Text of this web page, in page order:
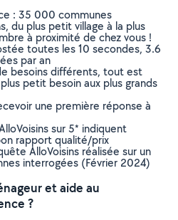
: 35 000 communes
du plus petit village à la plus
à proximité de chez vous !
toutes les 10 secondes, 3.6
par an
besoins différents, tout est
petit besoin aux plus grands
une première réponse à
sur 5* indiquent
rapport qualité/prix
AlloVoisins réalisée sur un
interrogées (Février 2024)
et aide au
?